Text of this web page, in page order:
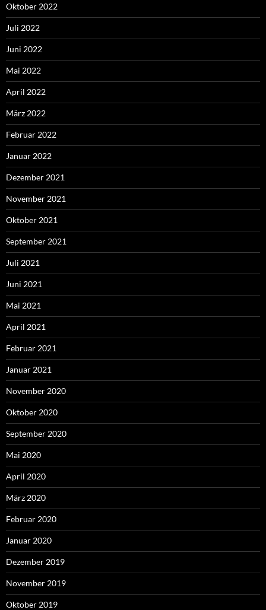
Oktober 2022
Juli 2022
Juni 2022
Mai 2022
April 2022
März 2022
Februar 2022
Januar 2022
Dezember 2021
November 2021
Oktober 2021
September 2021
Juli 2021
Juni 2021
Mai 2021
April 2021
Februar 2021
Januar 2021
November 2020
Oktober 2020
September 2020
Mai 2020
April 2020
März 2020
Februar 2020
Januar 2020
Dezember 2019
November 2019
Oktober 2019